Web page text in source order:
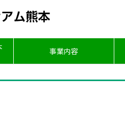
事業内容